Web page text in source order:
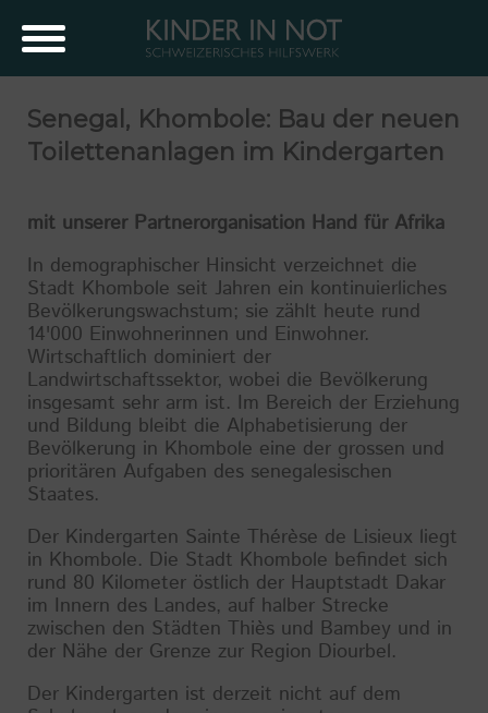
Senegal, Khombole: Bau der neuen
Toilettenanlagen im Kindergarten
mit unserer Partnerorganisation Hand für Afrika
In demographischer Hinsicht verzeichnet die
Stadt Khombole seit Jahren ein kontinuierliches
Bevölkerungswachstum; sie zählt heute rund
14'000 Einwohnerinnen und Einwohner.
Wirtschaftlich dominiert der
Landwirtschaftssektor, wobei die Bevölkerung
insgesamt sehr arm ist. Im Bereich der Erziehung
und Bildung bleibt die Alphabetisierung der
Bevölkerung in Khombole eine der grossen und
prioritären Aufgaben des senegalesischen
Staates.
Der Kindergarten Sainte Thérèse de Lisieux liegt
in Khombole. Die Stadt Khombole befindet sich
rund 80 Kilometer östlich der Hauptstadt Dakar
im Innern des Landes, auf halber Strecke
zwischen den Städten Thiès und Bambey und in
der Nähe der Grenze zur Region Diourbel.
Der Kindergarten ist derzeit nicht auf dem